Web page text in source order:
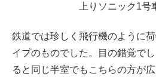
上りソニック1号
鉄道では珍しく飛行機のように
イプのものでした。目の錯覚で
ると同じ半室でもこちらの方が